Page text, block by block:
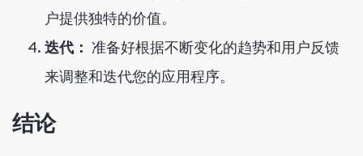
户提供独特的价值。
迭代： 准备好根据不断变化的趋势和用户反馈
来调整和迭代您的应用程序。
结论